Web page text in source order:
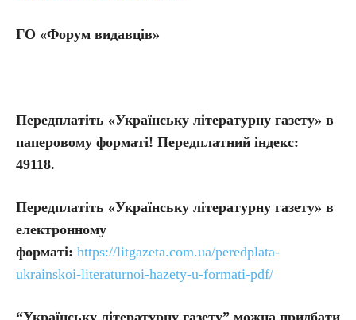
ГО «Форум видавців»
Передплатіть «Українську літературну газету» в
паперовому форматі! Передплатний індекс:
49118.
Передплатіть «Українську літературну газету» в
електронному
форматі: https://litgazeta.com.ua/peredplata-
ukrainskoi-literaturnoi-hazety-u-formati-pdf/
“Українську літературну газету” можна придбати